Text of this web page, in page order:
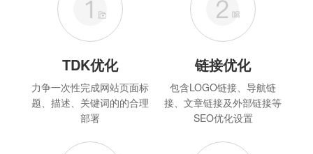
TDK优化
力争一次性完成网站页面标
题、描述、关键词的的合理
部署
链接优化
包含LOGO链接、导航链
接、文章链接及外部链接等
SEO优化设置